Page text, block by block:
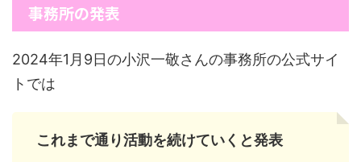
事務所の発表
2024年1月9日の小沢一敬さんの事務所の公式サイ
トでは
これまで通り活動を続けていくと発表